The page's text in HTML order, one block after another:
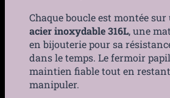
Chaque boucle est montée sur
acier inoxydable 316L, une
en bijouterie pour sa
dans le temps. Le fermoir
maintien fiable tout en
manipuler.